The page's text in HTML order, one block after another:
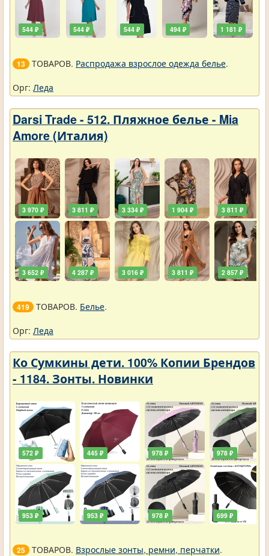
544 ₽ 544 ₽ 544 ₽ 494 ₽ 1 181 ₽
13 ТОВАРОВ. Распродажа взрослое одежда белье.
Орг: Леда
Darsi Trade - 512. Пляжное белье - Mia
Amore (Италия)
3 970 ₽
3 652 ₽
3 811 ₽
4 287 ₽
3 334 ₽
3 016 ₽
1 904 ₽
3 811 ₽
3 811 ₽
2 857 ₽
419 ТОВАРОВ. Белье.
Орг: Леда
Ко Сумкины дети. 100% Копии Брендов
- 1184. Зонты. Новинки
572 ₽
953 ₽
445 ₽
953 ₽
978 ₽
978 ₽
978 ₽
699 ₽
25 ТОВАРОВ. Взрослые зонты, ремни, перчатки.